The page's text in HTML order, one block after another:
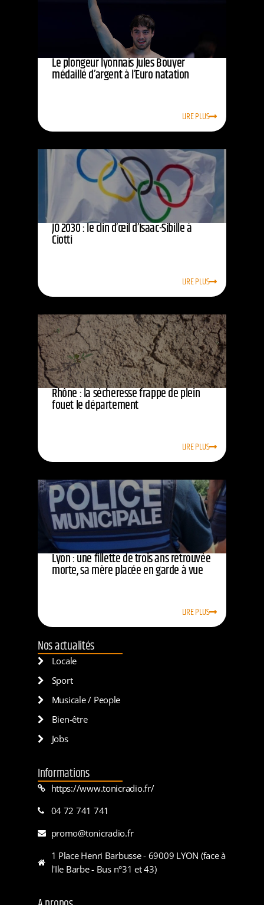
Le plongeur lyonnais Jules Bouyer
médaillé d’argent à l’Euro natation
LIRE PLUS
JO 2030 : le clin d’œil d’Isaac-Sibille à
Ciotti
LIRE PLUS
Rhône : la sécheresse frappe de plein
fouet le département
LIRE PLUS
Lyon : une fillette de trois ans retrouvée
morte, sa mère placée en garde à vue
LIRE PLUS
Nos actualités
Locale
Sport
Musicale / People
Bien-être
Jobs
Informations
https://www.tonicradio.fr/
04 72 741 741
promo@tonicradio.fr
1 Place Henri Barbusse - 69009 LYON (face à
l'Ile Barbe - Bus n°31 et 43)